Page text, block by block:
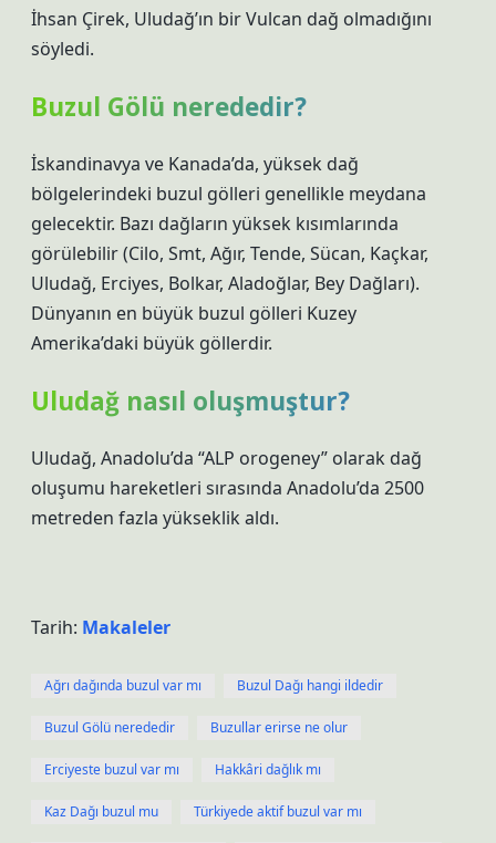
İhsan Çirek, Uludağ’ın bir Vulcan dağ olmadığını
söyledi.
Buzul Gölü nerededir?
İskandinavya ve Kanada’da, yüksek dağ
bölgelerindeki buzul gölleri genellikle meydana
gelecektir. Bazı dağların yüksek kısımlarında
görülebilir (Cilo, Smt, Ağır, Tende, Sücan, Kaçkar,
Uludağ, Erciyes, Bolkar, Aladoğlar, Bey Dağları).
Dünyanın en büyük buzul gölleri Kuzey
Amerika’daki büyük göllerdir.
Uludağ nasıl oluşmuştur?
Uludağ, Anadolu’da “ALP orogeney” olarak dağ
oluşumu hareketleri sırasında Anadolu’da 2500
metreden fazla yükseklik aldı.
Tarih: Makaleler
Ağrı dağında buzul var mı Buzul Dağı hangi ildedir
Buzul Gölü nerededir Buzullar erirse ne olur
Erciyeste buzul var mı Hakkâri dağlık mı
Kaz Dağı buzul mu Türkiyede aktif buzul var mı